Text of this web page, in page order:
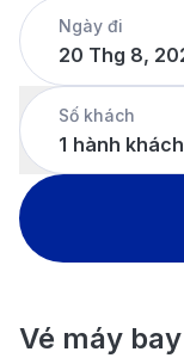
Hotline
028
Tiếng Việt
Ngày đi
20 Thg 8,
Số khách
1 hành khách
Vé máy